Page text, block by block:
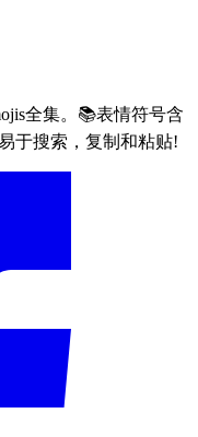
全集。📚表情符号含
于搜索，复制和粘贴!